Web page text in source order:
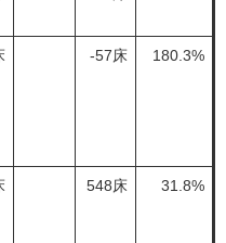
-57床 180.3%
548床 31.8%